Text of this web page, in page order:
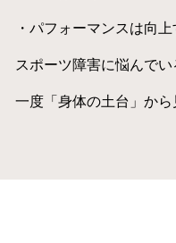
・パフォーマンスは向上
スポーツ障害に悩んでい
一度「身体の土台」から